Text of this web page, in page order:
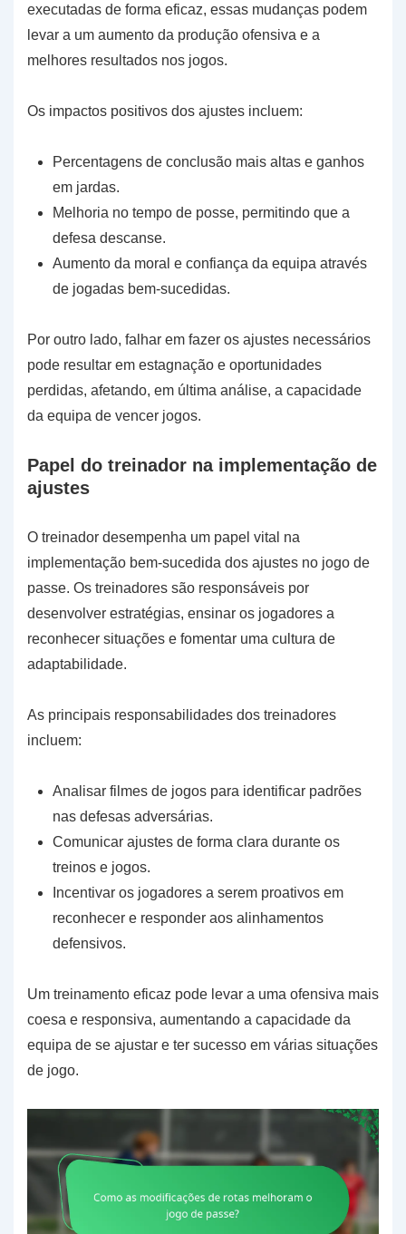
executadas de forma eficaz, essas mudanças podem
levar a um aumento da produção ofensiva e a
melhores resultados nos jogos.
Os impactos positivos dos ajustes incluem:
Percentagens de conclusão mais altas e ganhos
em jardas.
Melhoria no tempo de posse, permitindo que a
defesa descanse.
Aumento da moral e confiança da equipa através
de jogadas bem-sucedidas.
Por outro lado, falhar em fazer os ajustes necessários
pode resultar em estagnação e oportunidades
perdidas, afetando, em última análise, a capacidade
da equipa de vencer jogos.
Papel do treinador na implementação de
ajustes
O treinador desempenha um papel vital na
implementação bem-sucedida dos ajustes no jogo de
passe. Os treinadores são responsáveis por
desenvolver estratégias, ensinar os jogadores a
reconhecer situações e fomentar uma cultura de
adaptabilidade.
As principais responsabilidades dos treinadores
incluem:
Analisar filmes de jogos para identificar padrões
nas defesas adversárias.
Comunicar ajustes de forma clara durante os
treinos e jogos.
Incentivar os jogadores a serem proativos em
reconhecer e responder aos alinhamentos
defensivos.
Um treinamento eficaz pode levar a uma ofensiva mais
coesa e responsiva, aumentando a capacidade da
equipa de se ajustar e ter sucesso em várias situações
de jogo.